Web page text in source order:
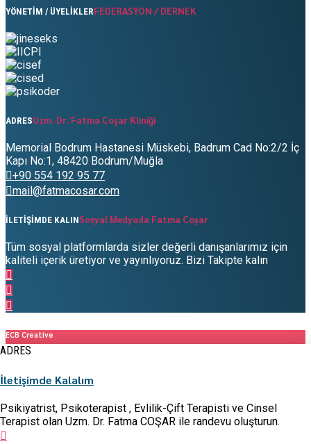
ADRES
İletişimde Kalalım
Psikiyatrist, Psikoterapist , Evlilik-Çift Terapisti ve Cinsel
Terapist olan Uzm. Dr. Fatma COŞAR ile randevu oluşturun.
YÖNETİM / ÜYELİKLERFEDERASYON / DERNEK
ADRESUzm. Dr. Fatma Coşar Kliniği
Memorial Bodrum Hastanesi Müskebi, Badrum Cad No:2/2 İç
Kapı No:1, 48420 Bodrum/Muğla
+90 554 192 95 77
mail@fatmacosar.com
İLETİŞİMDE KALINSosyal Medyada Fatma Coşar
Tüm sosyal platformlarda sizler değerli danışanlarımız için
kaliteli içerik üretiyor ve yayınlıyoruz. Bizi Takipte kalın
ECB Creative
HAKKIMIZDA
PSİKOTERAPİLER
Psikoterapi
Cinsel Terapi
Evlilik Terapisi